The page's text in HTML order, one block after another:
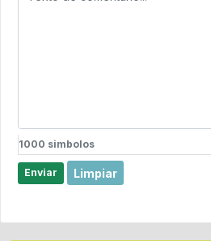
1000 simbolos
Enviar Limpiar